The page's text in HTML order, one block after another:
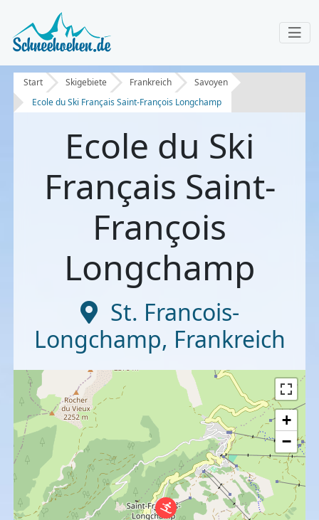
Start Skigebiete Frankreich
Savoyen
Ecole du Ski Français Saint-François Longchamp
Ecole du Ski
Français Saint-
François
Longchamp
St. Francois-
Longchamp, Frankreich
+
−